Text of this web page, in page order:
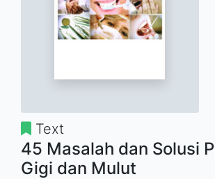
Text
45 Masalah dan Solusi
Gigi dan Mulut